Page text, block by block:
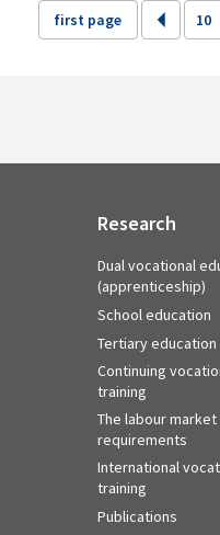
first page 10
Research
Dual vocational
(apprenticeship)
School education
Tertiary education
Continuing
training
The labour
requirements
International
training
Publications